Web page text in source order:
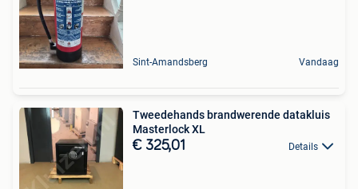
Sint-Amandsberg Vandaag
Tweedehands brandwerende datakluis
Masterlock XL
€ 325,01 Details